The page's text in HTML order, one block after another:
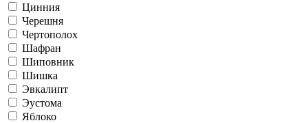
Цинния
Черешня
Чертополох
Шафран
Шиповник
Шишка
Эвкалипт
Эустома
Яблоко